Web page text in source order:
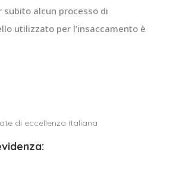
subito alcun processo di
utilizzato per l’insaccamento è